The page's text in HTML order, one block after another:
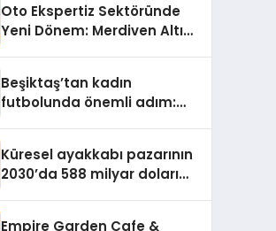
Oto Ekspertiz Sektöründe
Yeni Dönem: Merdiven Altı
Beşiktaş’tan kadın
futbolunda önemli adım:
Gündoğdu kulüp hafızasını
geleceğe taşıyacak
Küresel ayakkabı pazarının
2030’da 588 milyar doları
Empire Garden Cafe &